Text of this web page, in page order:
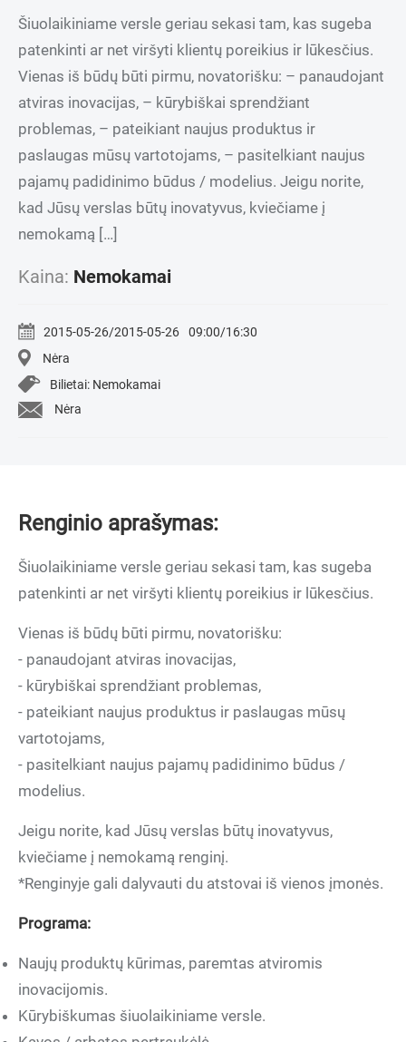
Šiuolaikiniame versle geriau sekasi tam, kas sugeba
patenkinti ar net viršyti klientų poreikius ir lūkesčius.
Vienas iš būdų būti pirmu, novatorišku: – panaudojant
atviras inovacijas, – kūrybiškai sprendžiant
problemas, – pateikiant naujus produktus ir
paslaugas mūsų vartotojams, – pasitelkiant naujus
pajamų padidinimo būdus / modelius. Jeigu norite,
kad Jūsų verslas būtų inovatyvus, kviečiame į
nemokamą […]
Kaina: Nemokamai
2015-05-26/2015-05-26
09:00/16:30
Nėra
Bilietai: Nemokamai
Nėra
Renginio aprašymas:
Šiuolaikiniame versle geriau sekasi tam, kas sugeba
patenkinti ar net viršyti klientų poreikius ir lūkesčius.
Vienas iš būdų būti pirmu, novatorišku:
- panaudojant atviras inovacijas,
- kūrybiškai sprendžiant problemas,
- pateikiant naujus produktus ir paslaugas mūsų
vartotojams,
- pasitelkiant naujus pajamų padidinimo būdus /
modelius.
Jeigu norite, kad Jūsų verslas būtų inovatyvus,
kviečiame į nemokamą renginį.
*Renginyje gali dalyvauti du atstovai iš vienos įmonės.
Programa:
Naujų produktų kūrimas, paremtas atviromis
inovacijomis.
Kūrybiškumas šiuolaikiniame versle.